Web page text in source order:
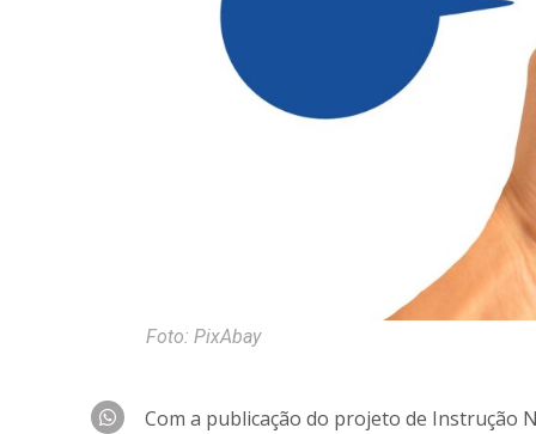
Foto: PixAbay
Com a publicação do projeto de Instrução